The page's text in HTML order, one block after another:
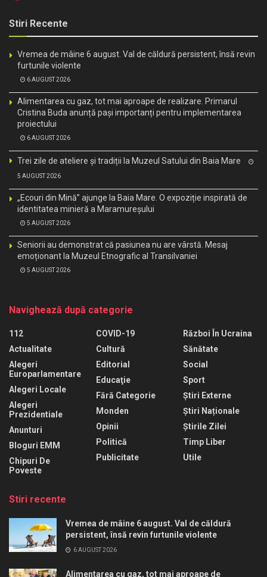
Stiri Recente
Vremea de mâine 6 august. Val de căldură persistent, însă revin
furtunile violente
6 AUGUST 2026
Alimentarea cu gaz, tot mai aproape de realizare. Primarul
Cristina Buda anunță pași importanți pentru implementarea
proiectului
6 AUGUST 2026
Trei zile de ateliere și tradiții la Muzeul Satului din Baia Mare
5 AUGUST 2026
„Ecouri din Mină” ajunge la Baia Mare. O expoziție inspirată de
identitatea minieră a Maramureșului
5 AUGUST 2026
Seniorii au demonstrat că pasiunea nu are vârstă. Mesaj
emoționant la Muzeul Etnografic al Transilvaniei
5 AUGUST 2026
Navighează după categorie
112
Actualitate
Alegeri
Europarlamentare
Alegeri Locale
Alegeri
Prezidentiale
Anunturi
Bloguri EMM
Chipuri De
Poveste
COVID-19
Cultură
Editorial
Educaţie
Fără Categorie
Monden
Opinii
Politică
Publicitate
Război În Ucraina
Sănătate
Social
Sport
Știri Externe
Știri Naționale
Știrile Zilei
Timp Liber
Utile
Stiri recente
Vremea de mâine 6 august. Val de căldură
persistent, însă revin furtunile violente
6 AUGUST 2026
Alimentarea cu gaz, tot mai aproape de